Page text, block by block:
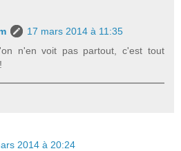
17 mars 2014 à 11:35
n'en voit pas partout, c'est tout
2014 à 20:24